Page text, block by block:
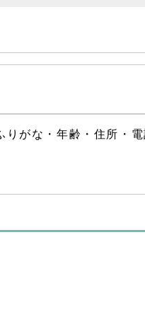
がな・年齢・住所・電